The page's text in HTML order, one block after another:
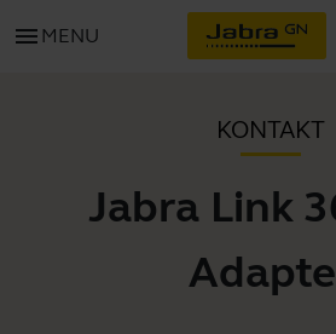
menu MENU
KONTAKT
Jabra Link